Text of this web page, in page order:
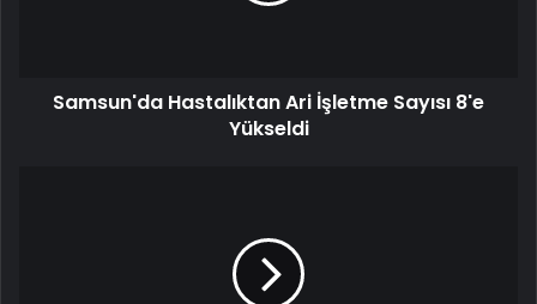
Samsun'da Hastalıktan Ari İşletme Sayısı 8'e
Yükseldi